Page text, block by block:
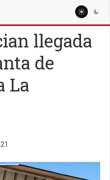
llegada
de
La